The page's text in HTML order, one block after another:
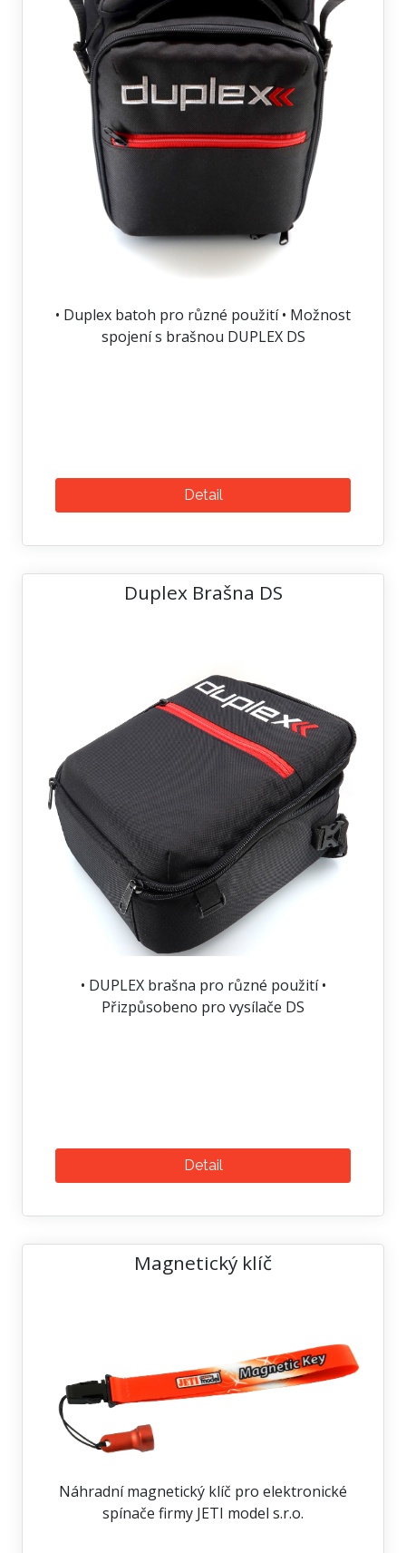
• Duplex batoh pro různé použití • Možnost
spojení s brašnou DUPLEX DS
Detail
Duplex Brašna DS
• DUPLEX brašna pro různé použití •
Přizpůsobeno pro vysílače DS
Detail
Magnetický klíč
Náhradní magnetický klíč pro elektronické
spínače firmy JETI model s.r.o.